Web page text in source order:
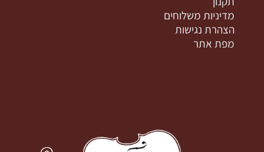
מדיניות משלוחים
הצהרת נגישות
מפת אתר